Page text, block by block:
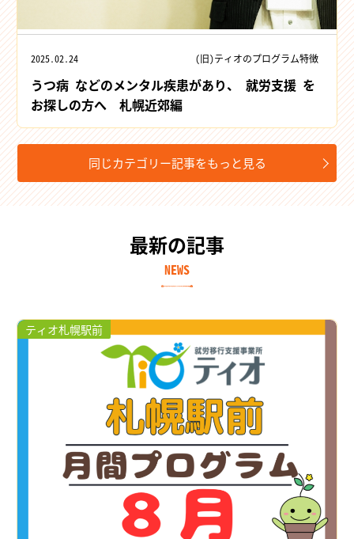
2025.02.24 (旧)ティオのプログラム特徴
うつ病 などのメンタル疾患があり、 就労支援 を
お探しの方へ 札幌近郊編
同じカテゴリー記事をもっと見る
最新の記事
NEWS
ティオ札幌駅前